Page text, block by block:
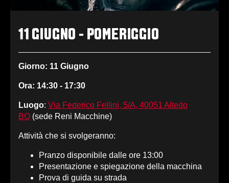
11 GIUGNO - POMERIGGIO
Giorno: 11 Giugno
Ora: 14:30 - 17:30
Luogo: Via Federico Fellini, 5/A, 40051 Altedo
BO (sede Reni Macchine)
Attività che si svolgeranno:
Pranzo disponibile dalle ore 13:00
Presentazione e spiegazione della macchina
Prova di guida su strada